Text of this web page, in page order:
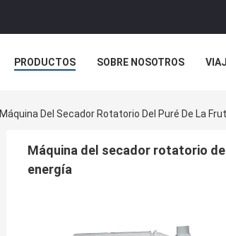
PRODUCTOS SOBRE NOSOTROS
Máquina Del Secador Rotatorio Del Puré De La
Máquina del secador rotatorio
energía